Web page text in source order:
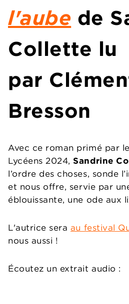
l'aube de
Collette lu
par
Bresson
Avec ce roman primé par
Lycéens 2024,Sandrine
l’ordre des choses, sonde
et nous offre, servie par
éblouissante, une ode aux
L'autrice sera au festival
nous aussi !
Écoutez un extrait audio :